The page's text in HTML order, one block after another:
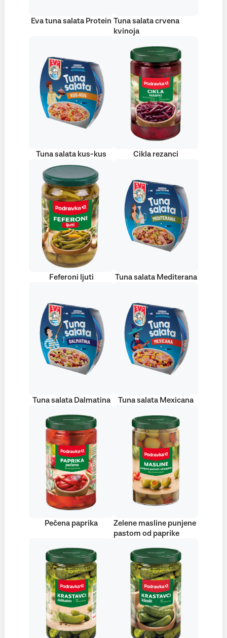
Eva tuna salata Protein Tuna salata crvena
kvinoja
Tuna salata kus-kus Cikla rezanci
Feferoni ljuti Tuna salata Mediterana
Tuna salata Dalmatina Tuna salata Mexicana
Pečena paprika
Zelene masline punjene
pastom od paprike